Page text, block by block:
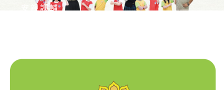
安親課輔